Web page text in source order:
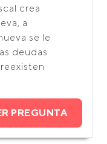
crea
a
se le
deudas
PREGUNTA